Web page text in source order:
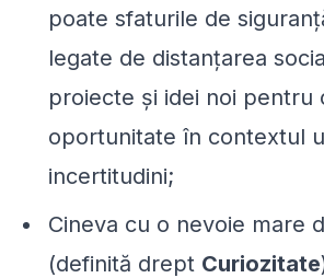
poate sfaturile de
legate de distanțarea
proiecte și idei noi pentru
oportunitate în contextul
incertitudini;
Cineva cu o nevoie mare
(definită drept Curiozitate